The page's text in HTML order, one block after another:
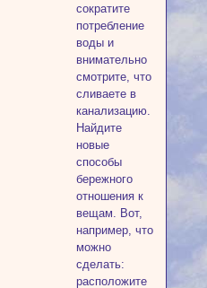
сократите
потребление
воды и
внимательно
смотрите, что
сливаете в
канализацию.
Найдите
новые
способы
бережного
отношения к
вещам. Вот,
например, что
можно
сделать:
расположите